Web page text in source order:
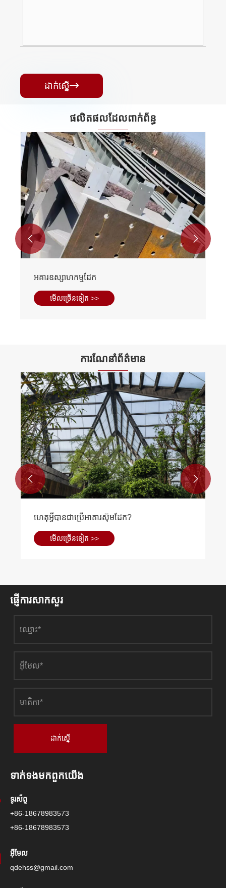
ដាក់ស្នើ
ផលិតផលដែលពាក់ព័ន្ធ
អគារឧស្សាហកម្មដែក
មើល​ច្រើន​ទៀត >>
 
ការណែនាំព័ត៌មាន
ហេតុអ្វីបានជាប្រើអាគារស៊ុមដែក?
មើល​ច្រើន​ទៀត >>
 
ផ្ញើការសាកសួរ
ដាក់ស្នើ
ទាក់ទង​មក​ពួក​យើង
ទូរស័ព្ទ
+86-18678983573
+86-18678983573
អ៊ីមែល
qdehss@gmail.com